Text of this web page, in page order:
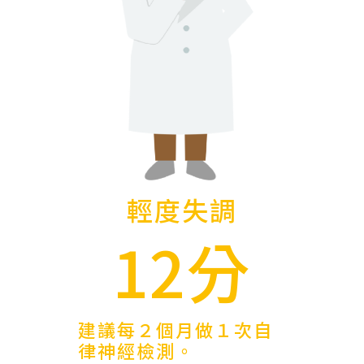
輕度失調
12分
建議每２個月做１次自
律神經檢測。